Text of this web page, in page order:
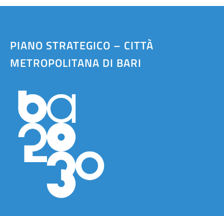
PIANO STRATEGICO – CITTÀ
METROPOLITANA DI BARI